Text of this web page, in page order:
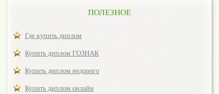
ПОЛЕЗНОЕ
Где купить диплом
Купить диплом ГОЗНАК
Купить диплом недорого
Купить диплом онлайн